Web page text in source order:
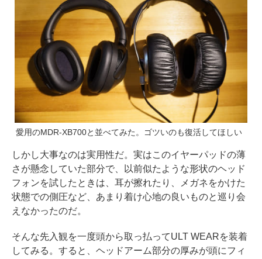
愛用のMDR-XB700と並べてみた。ゴツいのも復活してほしい
しかし大事なのは実用性だ。実はこのイヤーパッドの薄
さが懸念していた部分で、以前似たような形状のヘッド
フォンを試したときは、耳が擦れたり、メガネをかけた
状態での側圧など、あまり着け心地の良いものと巡り会
えなかったのだ。
そんな先入観を一度頭から取っ払ってULT WEARを装着
してみる。すると、ヘッドアーム部分の厚みが頭にフィ